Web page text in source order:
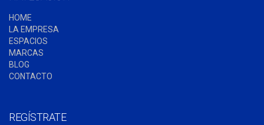
HOME
LA EMPRESA
ESPACIOS
MARCAS
BLOG
CONTACTO
REGÍSTRATE